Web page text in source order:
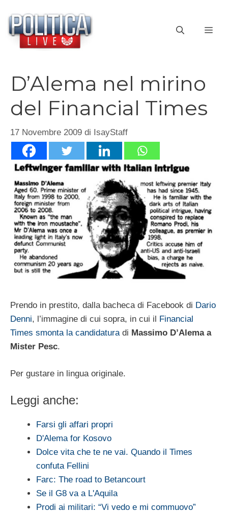
contenuto
D’Alema nel mirino
del Financial Times
17 Novembre 2009 di IsayStaff
Prendo in prestito, dalla bacheca di Facebook di Dario
Denni, l’immagine di cui sopra, in cui il Financial
Times smonta la candidaturadi Massimo D’Alema a
Mister Pesc.
Per gustare in lingua originale.
Leggi anche:
Farsi gli affari propri
D'Alema for Kosovo
Dolce vita che te ne vai. Quando il Times
confuta Fellini
Farc: The road to Betancourt
Se il G8 va a L'Aquila
Prodi ai militari: “Vi vedo e mi commuovo”